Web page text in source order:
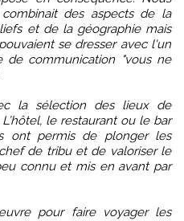
des aspects de la
et de la géographie mais
se dresser avec l'un
de communication "vous ne
la sélection des lieux de
le restaurant ou le bar
ont permis de plonger les
de tribu et de valoriser le
connu et mis en avant par
pour faire voyager les